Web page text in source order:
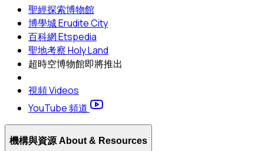
聖經探索博物館
博學城 Erudite City
百科網 Etspedia
聖地考察 Holy Land
超時空博物館即將推出
視頻 Videos
YouTube 頻道
機構與資源 About & Resources